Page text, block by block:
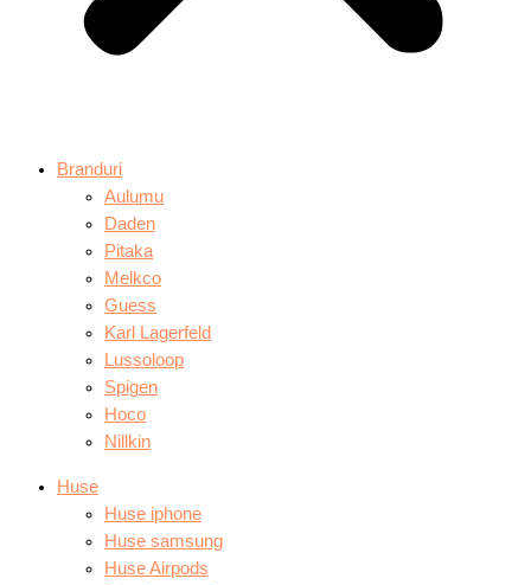
Branduri
Aulumu
Daden
Pitaka
Melkco
Guess
Karl Lagerfeld
Lussoloop
Spigen
Hoco
Nillkin
Huse
Huse iphone
Huse samsung
Huse Airpods